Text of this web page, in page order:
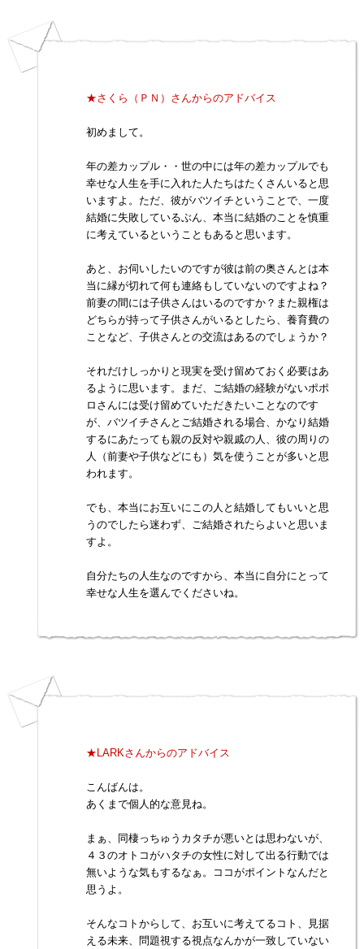
★さくら（ＰＮ）さんからのアドバイス
初めまして。
年の差カップル・・世の中には年の差カップルでも
幸せな人生を手に入れた人たちはたくさんいると思
いますよ。ただ、彼がバツイチということで、一度
結婚に失敗しているぶん、本当に結婚のことを慎重
に考えているということもあると思います。
あと、お伺いしたいのですが彼は前の奥さんとは本
当に縁が切れて何も連絡もしていないのですよね？
前妻の間には子供さんはいるのですか？また親権は
どちらが持って子供さんがいるとしたら、養育費の
ことなど、子供さんとの交流はあるのでしょうか？
それだけしっかりと現実を受け留めておく必要はあ
るように思います。まだ、ご結婚の経験がないポポ
ロさんには受け留めていただきたいことなのです
が、バツイチさんとご結婚される場合、かなり結婚
するにあたっても親の反対や親戚の人、彼の周りの
人（前妻や子供などにも）気を使うことが多いと思
われます。
でも、本当にお互いにこの人と結婚してもいいと思
うのでしたら迷わず、ご結婚されたらよいと思いま
すよ。
自分たちの人生なのですから、本当に自分にとって
幸せな人生を選んでくださいね。
★LARKさんからのアドバイス
こんばんは。
あくまで個人的な意見ね。
まぁ、同棲っちゅうカタチが悪いとは思わないが、
４３のオトコがハタチの女性に対して出る行動では
無いような気もするなぁ。ココがポイントなんだと
思うよ。
そんなコトからして、お互いに考えてるコト、見据
える未来、問題視する視点なんかが一致していない